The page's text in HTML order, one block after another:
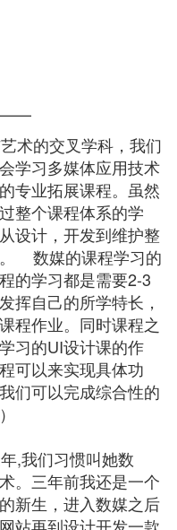
——
术的交叉学科，我们
学习多媒体应用技术
专业拓展课程。虽然
整个课程体系的学
设计，开发到维护整
数媒的课程学习的
的学习都是需要2-3
挥自己的所学特长，
程作业。同时课程之
习的UI设计课的作
可以来实现具体功
们可以完成综合性的
,我们习惯叫她数
。三年前我还是一个
新生，进入数媒之后